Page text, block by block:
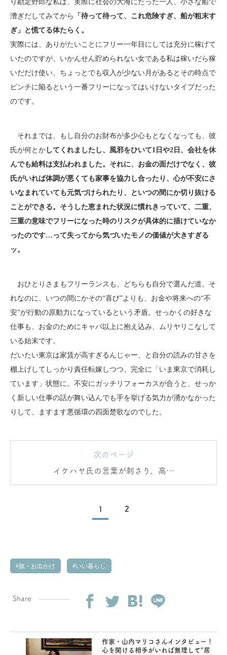
り勘定野郎な私は、実際に社会の大海にたった一人、小さな船で
漕ぎだしてみてから
「待って待って、これ危険すぎ、船が粗末す
ぎ」と慌てる体たらく。
実際には、ありがたいことにフリー一年目にしては充分に稼げて
いたのですが、いかんせん貯められない女である私は稼いだら稼
いだだけ使い、ちょっとでも収入が少ない月があるとその時点で
ピンチに陥るという一番フリーになってはいけないタイプだった
のです。
それまでは、もし自分のお財布が多少心もとなくなっても、彼
氏が何とか してくれましたし、風邪をひいて1日や2日、会社を休
んでも給料は支払われました。それに、 お金の面だけでなく、彼
氏がいれば体調が悪くても家事を協力し合ったり、心が不安にさ
いなまれていても元気づけられたり、といつの間にか切り抜ける
ことができる。 そうした恵まれた状況に慣れきっていて、二重、
三重の意味でフリーになった時のリスクが具体的に描けていなか
ったのです…って失ってから気づいたモノの価値が大きすぎる
ッ。
おひとりさまもフリーランスも、どちらも自分で選んだ道。そ
れなのに、いつの間にかその“喜び”よりも、お金や将来への“不
安”が行動の原動力になっているという矛盾。せっかくの好きな
仕事も、お金のためにキャパ以上に抱え込み、ムリヤリこなして
いる始末です。
だいたい東京は家賃が高すぎるんじゃー、と自分の読みの甘さを
棚上げしてしっかり責任転嫁しつつ、完全に「いま東京で消耗し
ています」状態に。不安にガッチリフォーカスが合うと、せっか
く新しい仕事の話が舞い込んでも手を挙げる気力が湧かなかった
りして、ますます悪循環の四面楚歌なのでした。
次のページ
イケハヤ氏の言葉が刺さり、高知
への移住を決意
1 2
旅・お出かけ いい暮らし
Share
作家・山内マリコさんインタビュー！
心を開ける相手がいれば無理して“居